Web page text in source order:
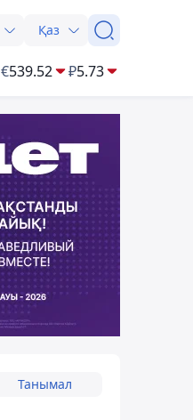
Қаз
€539.52 ₽5.73
Танымал